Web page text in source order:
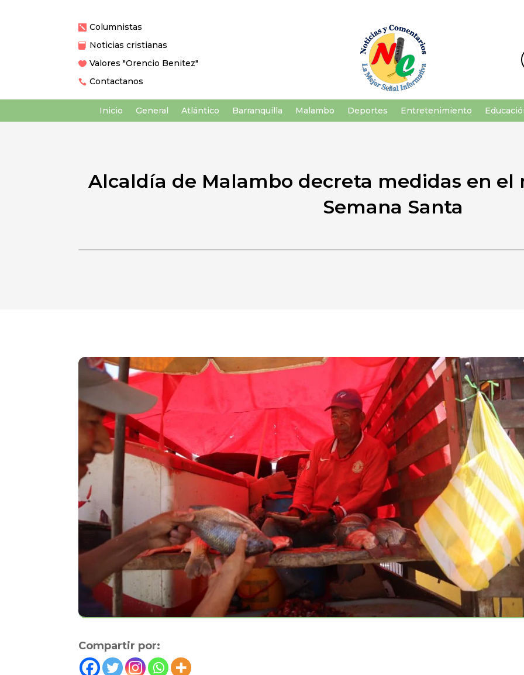
 Columnistas
 Noticias cristianas
 Valores "Orencio Benitez"
 Contactanos
Inicio General Atlántico Barranquilla Malambo Deportes Entretenimiento
Alcaldía de Malambo decreta medidas en
Semana Santa
Compartir por: